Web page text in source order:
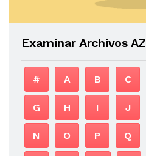
Examinar Archivos AZ
# A B C
G H I J
N O P Q